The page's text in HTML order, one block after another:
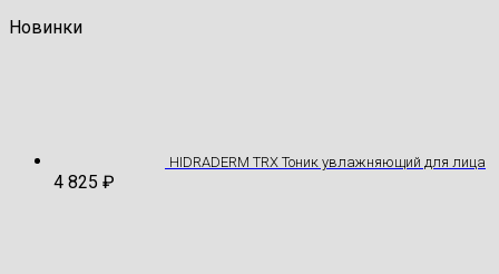
Новинки
HIDRADERM TRX Тоник увлажняющий для лица
4 825 ₽